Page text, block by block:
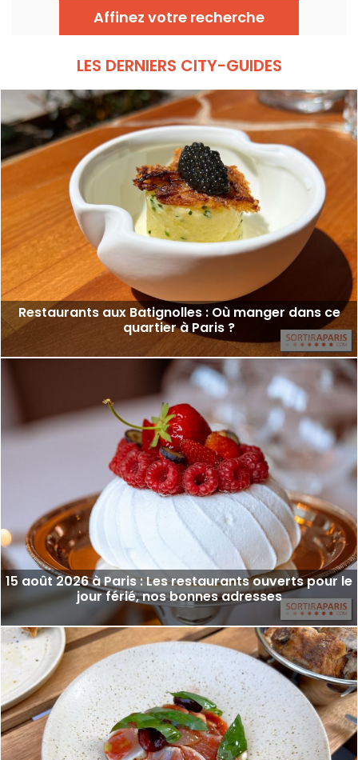
terrasse, offre une escale à part entière,
sans quitter la capitale .
Affinez votre recherche
LES DERNIERS CITY-GUIDES
Restaurants aux Batignolles : Où manger dans ce
quartier à Paris ?
15 août 2026 à Paris : Les restaurants ouverts pour le
jour férié, nos bonnes adresses